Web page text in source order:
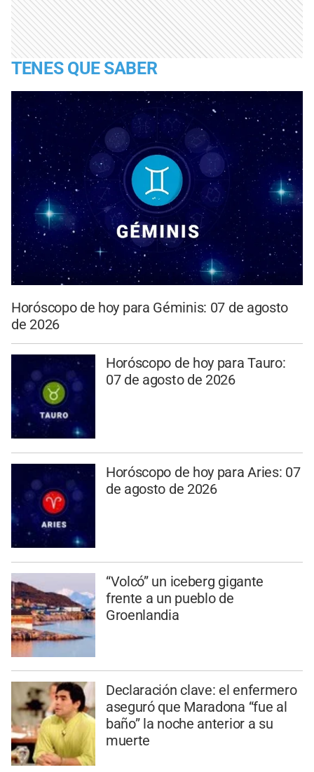
TENES QUE SABER
Horóscopo de hoy para Géminis: 07 de agosto
de 2026
Horóscopo de hoy para Tauro:
07 de agosto de 2026
Horóscopo de hoy para Aries: 07
de agosto de 2026
“Volcó” un iceberg gigante
frente a un pueblo de
Groenlandia
Declaración clave: el enfermero
aseguró que Maradona “fue al
baño” la noche anterior a su
muerte